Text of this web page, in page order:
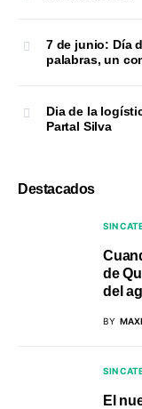
7 de junio: Día
palabras, un
Dia de la
Partal Silva
Destacados
SIN
de
del
BY
SIN
El